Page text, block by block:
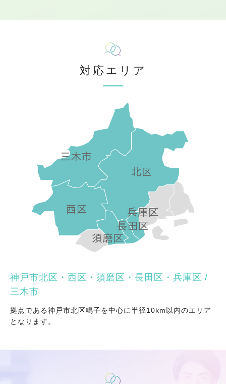
対応エリア
神戸市北区・西区・須磨区・長田区・兵庫区 /
三木市
拠点である神戸市北区鳴子を中心に半径10km以内のエリア
となります。